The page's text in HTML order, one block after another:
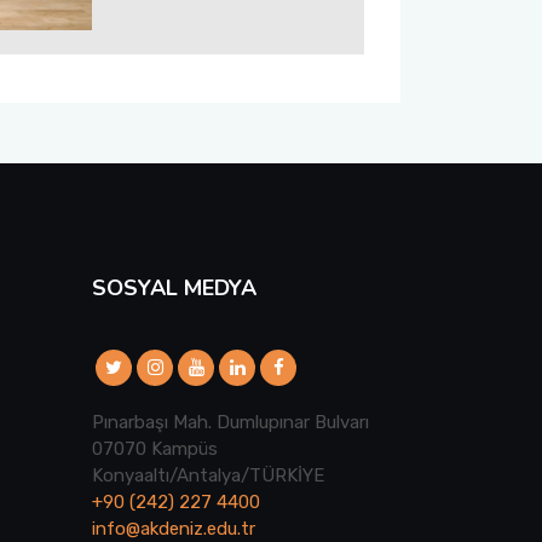
SOSYAL MEDYA
Pınarbaşı Mah. Dumlupınar Bulvarı
07070 Kampüs
Konyaaltı/Antalya/TÜRKİYE
+90 (242) 227 4400
info@akdeniz.edu.tr